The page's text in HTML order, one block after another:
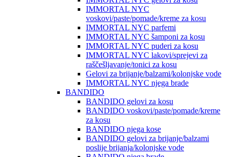
IMMORTAL NYC
voskovi/paste/pomade/kreme za kosu
IMMORTAL NYC parfemi
IMMORTAL NYC šamponi za kosu
IMMORTAL NYC puderi za kosu
IMMORTAL NYC lakovi/sprejevi za
raščešljavanje/tonici za kosu
Gelovi za brijanje/balzami/kolonjske vode
IMMORTAL NYC njega brade
BANDIDO
BANDIDO gelovi za kosu
BANDIDO voskovi/paste/pomade/kreme
za kosu
BANDIDO njega kose
BANDIDO gelovi za brijanje/balzami
poslije brijanja/kolonjske vode